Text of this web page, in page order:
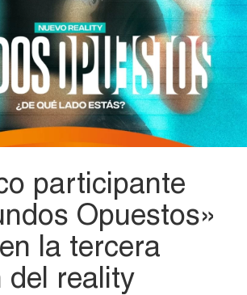
participante
Opuestos»
la tercera
del reality